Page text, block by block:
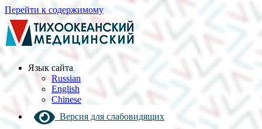
Перейти к содержимому
Язык cайта
Russian
English
Chinese
Версия для слабовидящих